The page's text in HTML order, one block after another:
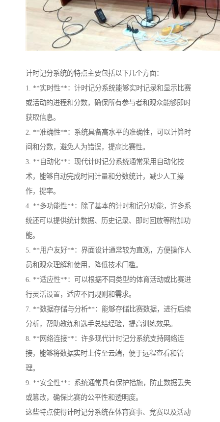
计时记分系统的特点主要包括以下几个方面：
1. **实时性**：计时记分系统能够实时记录和显示比赛
或活动的进程和分数，确保所有参与者和观众能够即时
获取信息。
2. **准确性**：系统具备高水平的准确性，可以计算时
间和分数，避免人为错误，提高比赛性。
3. **自动化**：现代计时记分系统通常采用自动化技
术，能够自动完成时间计量和分数统计，减少人工操
作，提率。
4. **多功能性**：除了基本的计时和记分功能，许多系
统还可以提供统计数据、历史记录、即时回放等附加功
能。
5. **用户友好**：界面设计通常较为直观，方便操作人
员和观众理解和使用，降低技术门槛。
6. **适应性**：可以根据不同类型的体育活动或比赛进
行灵活设置，适应不同规则和需求。
7. **数据存储与分析**：能够存储比赛数据，进行后续
分析，帮助教练和选手总结经验，提高训练效果。
8. **网络连接**：许多现代计时记分系统支持网络连
接，能够将数据实时上传至云端，便于远程查看和管
理。
9. **安全性**：系统通常具有保护措施，防止数据丢失
或篡改，确保比赛的公平性和透明度。
这些特点使得计时记分系统在体育赛事、竞赛以及活动